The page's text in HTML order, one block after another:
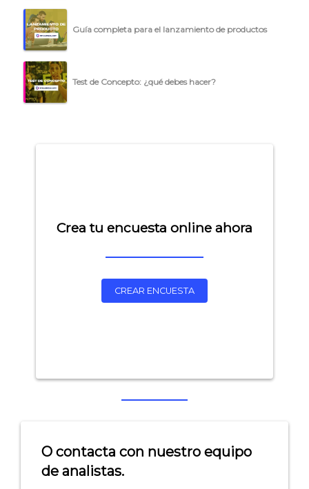
- Artículos destacados
- Consejos para tu encuesta
- Encuestas de NPS
- Encuestas de recursos humanos
Guía completa para el lanzamiento de productos
Test de Concepto: ¿qué debes hacer?
Crea tu encuesta online ahora
CREAR ENCUESTA
O contacta con nuestro equipo
de analistas.